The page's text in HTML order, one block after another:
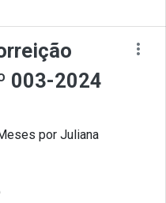
003-2024
por Juliana